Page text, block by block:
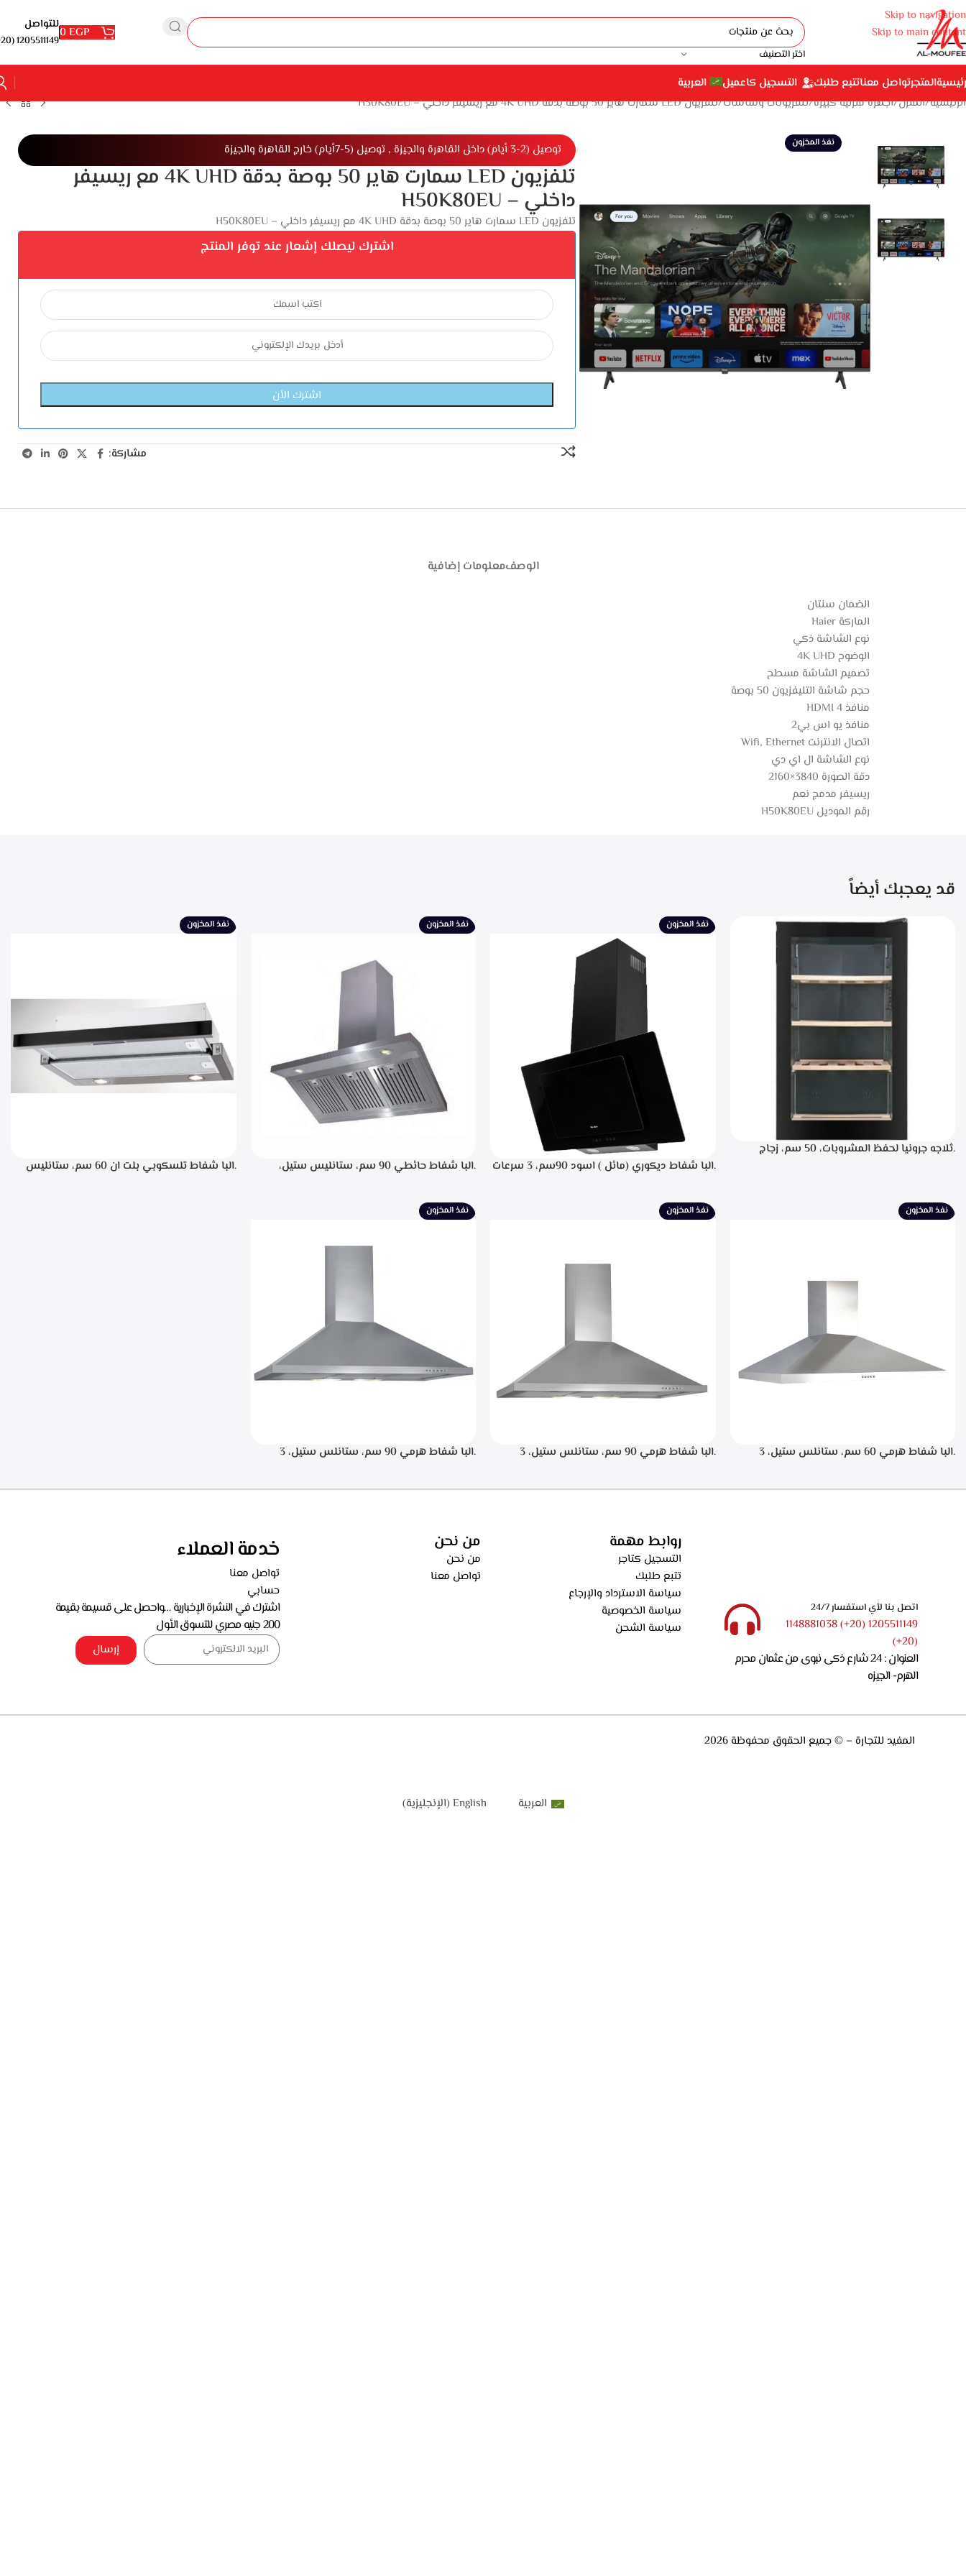
Skip to navigation
Skip to main content
اختر التصنيف
0EGP للتواصل
1205511149 (20+)
المتجرتواصل معناتتبع طلبك التسجيل كاعميل
العربية
الرئيسية المنزل أجهزة منزلية كبيرة تلفزيونات وشاشات تلفزيون LED سمارت هاير 50 بوصة بدقة 4K UHD مع ريسيفر داخلي – H50K80EU
نفذ المخزون توصيل (2-3 أيام) داخل القاهرة والجيزة , توصيل (5-7أيام) خارج القاهرة والجيزة
تلفزيون LED سمارت هاير 50 بوصة بدقة 4K UHD مع ريسيفر
داخلي – H50K80EU
تلفزيون LED سمارت هاير 50 بوصة بدقة 4K UHD مع ريسيفر داخلي – H50K80EU
اشترك ليصلك إشعار عند توفر المنتج
مشاركة:
الوصفمعلومات إضافية
الضمان سنتان
الماركة Haier
نوع الشاشة ذكي
الوضوح 4K UHD
تصميم الشاشة مسطح
حجم شاشة التليفزيون 50 بوصة
منافذ HDMI 4
منافذ يو اس بي‎ 2
اتصال الانترنت Wifi, Ethernet
نوع الشاشة ال اي دي
دقة الصورة 3840×2160
ريسيفر مدمج نعم
رقم الموديل H50K80EU
قد يعجبك أيضاً
.ثلاجه جرونيا لحفظ المشروبات، 50 سم، زجاج
نفذ المخزون
.البا شفاط ديكوري (مائل ) اسود 90سم، 3 سرعات
الطهي، فلاتر معدنيه لحجز الدهون من الابخره، قوه
نفذ المخزون
.البا شفاط حائطي 90 سم، ستانليس ستيل،
نفذ المخزون
.البا شفاط تلسكوبي بلت ان 60 سم، ستانليس
نفذ المخزون
.البا شفاط هرمي 60 سم، ستانلس ستيل، 3
نفذ المخزون
.البا شفاط هرمي 90 سم، ستانلس ستيل، 3
نفذ المخزون
.البا شفاط هرمي 90 سم، ستانلس ستيل، 3
اتصل بنا لأي استفسار 24/7
1205511149 (20+) 1148881038
(20+)
العنوان : 24 شارع ذكى نبوى من عثمان محرم
الهرم- الجيزه
روابط مهمة
التسجيل كتاجر
تتبع طلبك
سياسة الاسترداد والإرجاع
سياسة الخصوصية
سياسة الشحن
من نحن
من نحن
تواصل معنا
خدمة العملاء
تواصل معنا
حسابي
اشترك في النشرة الإخبارية …واحصل على قسيمة بقيمة
200 جنيه مصري للتسوق الأول
إرسال
المفيد للتجارة – © جميع الحقوق محفوظة 2026
العربية English
(الإنجليزية)